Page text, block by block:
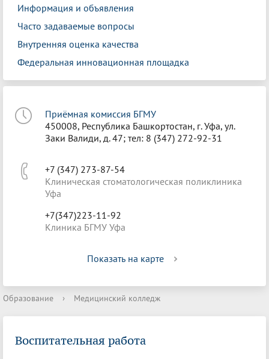
Информация и объявления
Часто задаваемые вопросы
Внутренняя оценка качества
Федеральная инновационная площадка
Приёмная комиссия БГМУ
450008, Республика Башкортостан, г. Уфа, ул.
Заки Валиди, д. 47; тел: 8 (347) 272-92-31
+7 (347) 273-87-54
Клиническая стоматологическая поликлиника
Уфа
+7(347)223-11-92
Клиника БГМУ Уфа
Показать на карте
Образование › Медицинский колледж
Воспитательная работа